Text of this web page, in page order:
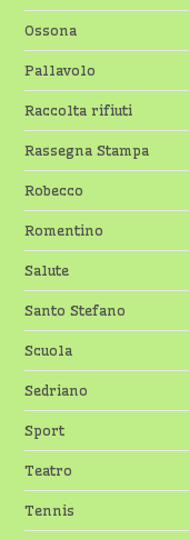
Ossona
Pallavolo
Raccolta rifiuti
Rassegna Stampa
Robecco
Romentino
Salute
Santo Stefano
Scuola
Sedriano
Sport
Teatro
Tennis